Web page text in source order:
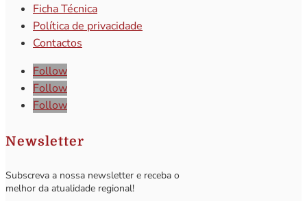
Ficha Técnica
Política de privacidade
Contactos
Follow
Follow
Follow
Newsletter
Subscreva a nossa newsletter e receba o
melhor da atualidade regional!